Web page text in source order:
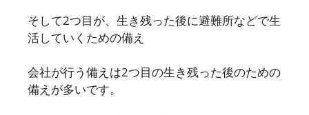
そして2つ目が、生き残った後に避難所などで生
活していくための備え
会社が行う備えは2つ目の生き残った後のための
備えが多いです。